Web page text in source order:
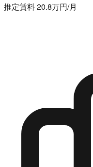
推定賃料 20.8万円/月